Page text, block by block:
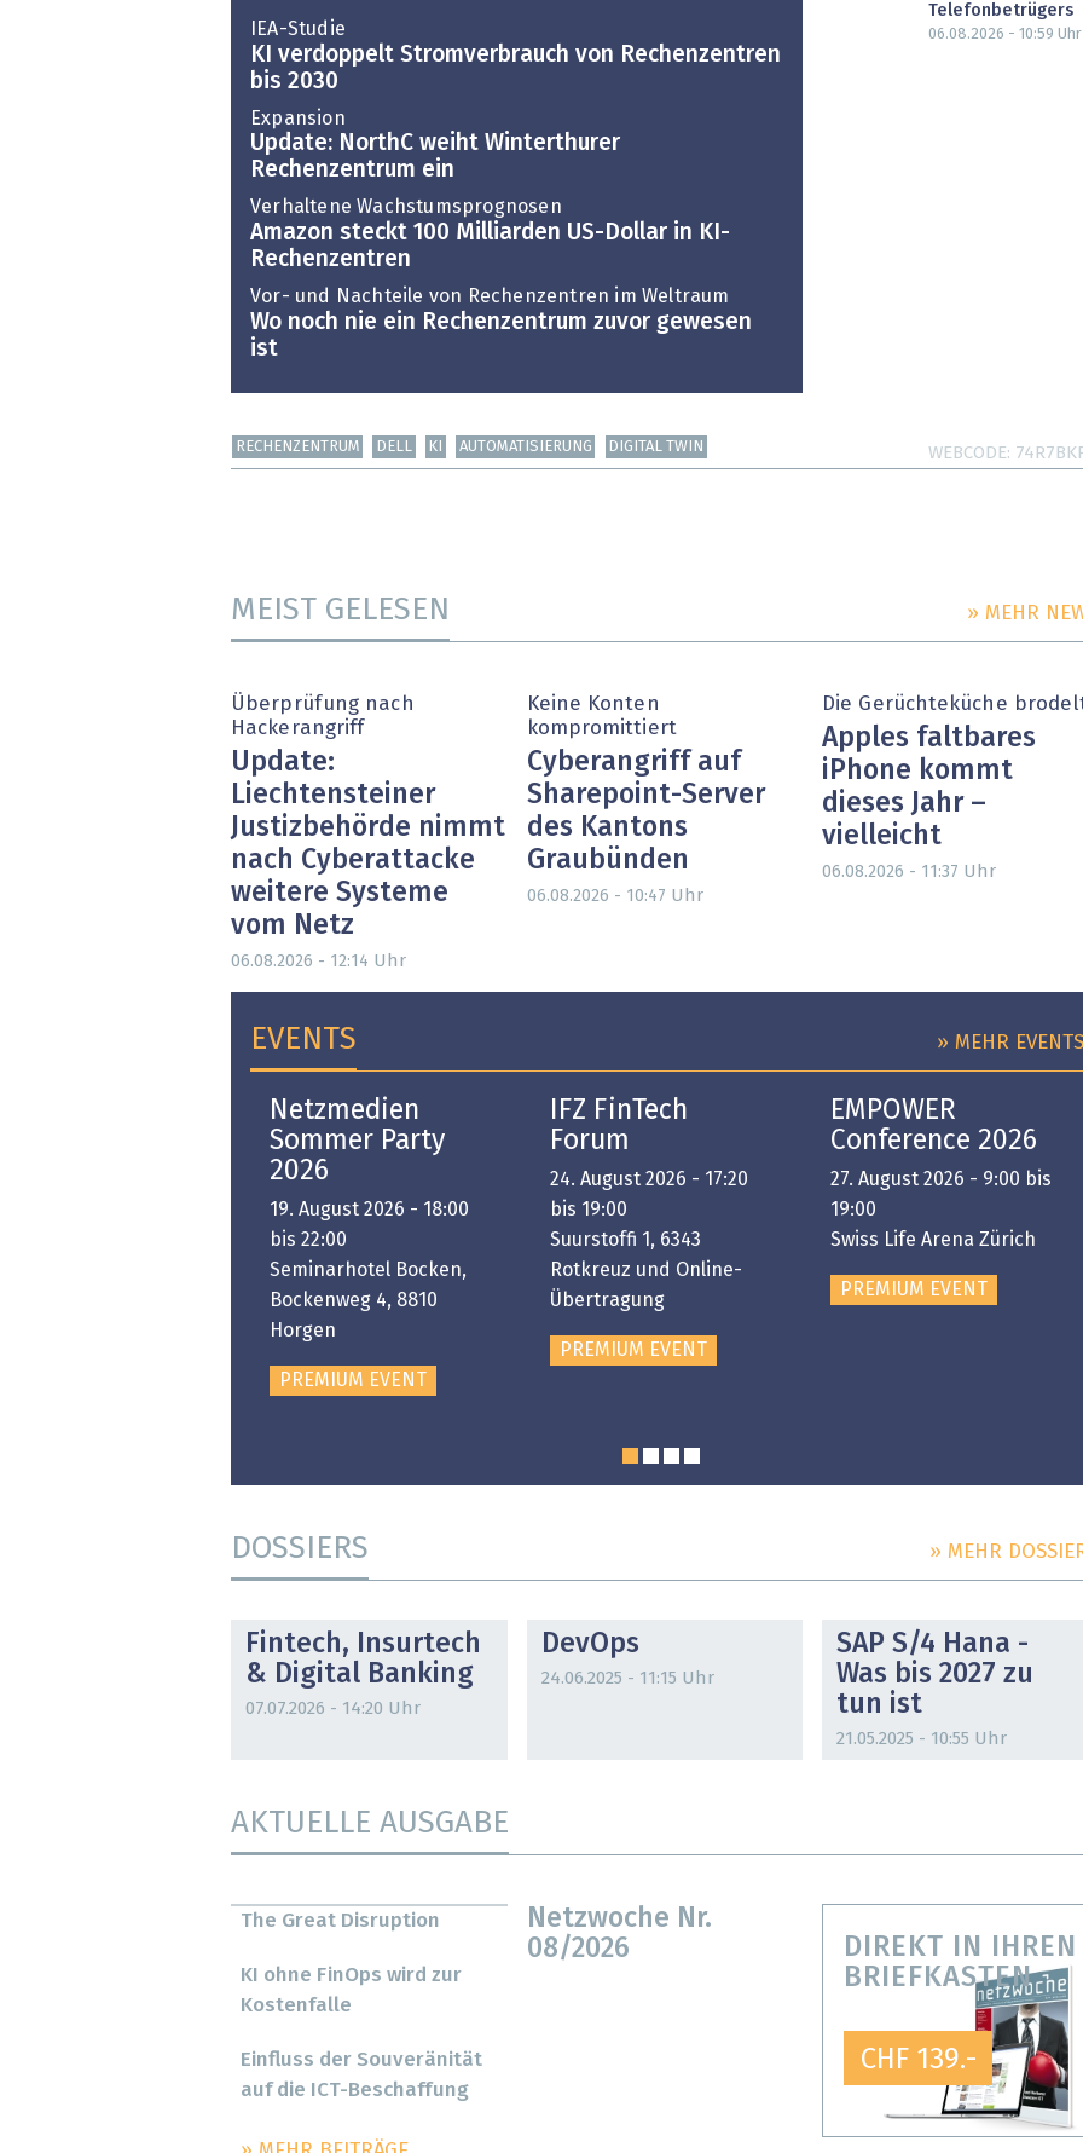
IEA-Studie
KI verdoppelt Stromverbrauch von Rechenzentren
bis 2030
Expansion
Update: NorthC weiht Winterthurer
Rechenzentrum ein
Verhaltene Wachstumsprognosen
Amazon steckt 100 Milliarden US-Dollar in KI-
Rechenzentren
Vor- und Nachteile von Rechenzentren im Weltraum
Wo noch nie ein Rechenzentrum zuvor gewesen
ist
Telefonbetrügers
06.08.2026 - 10:59 Uhr
RECHENZENTRUM DELL KI AUTOMATISIERUNG DIGITAL TWIN WEBCODE
MEIST GELESEN » MEHR
Überprüfung nach
Hackerangriff
Update:
Liechtensteiner
Justizbehörde nimmt
nach Cyberattacke
weitere Systeme
vom Netz
06.08.2026 - 12:14 Uhr
Keine Konten
kompromittiert
Cyberangriff auf
Sharepoint-Server
des Kantons
Graubünden
06.08.2026 - 10:47 Uhr
Die Gerüchteküche
Apples faltbares
iPhone kommt
dieses Jahr –
vielleicht
06.08.2026 - 11:37 Uhr
EVENTS » MEHR
Netzmedien
Sommer Party
2026
19. August 2026 - 18:00
bis 22:00
Seminarhotel Bocken,
Bockenweg 4, 8810
Horgen
PREMIUM EVENT
IFZ FinTech
Forum
24. August 2026 - 17:20
bis 19:00
Suurstoffi 1, 6343
Rotkreuz und Online-
Übertragung
PREMIUM EVENT
EMPOWER
Conference 2026
27. August 2026 - 9:00 bis
19:00
Swiss Life Arena Zürich
PREMIUM EVENT
DOSSIERS » MEHR
Fintech, Insurtech
& Digital Banking
07.07.2026 - 14:20 Uhr
DevOps
24.06.2025 - 11:15 Uhr
SAP S/4 Hana -
Was bis 2027 zu
tun ist
21.05.2025 - 10:55 Uhr
AKTUELLE AUSGABE
Netzwoche Nr.
08/2026
The Great Disruption
KI ohne FinOps wird zur
Kostenfalle
Einfluss der Souveränität
auf die ICT-Beschaffung
DIREKT IN IHREN
BRIEFKASTEN
CHF 139.-